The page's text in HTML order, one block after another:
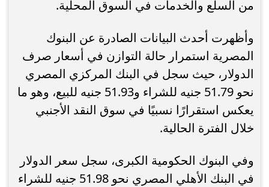
من السلع والخدمات في السوق المحلية.
وأظهرت أحدث البيانات الصادرة عن البنوك
المصرية استمرار حالة التوازن في أسعار صرف
الدولار، حيث سجل في البنك المركزي المصري
نحو 51.79 جنيه للشراء و51.93 جنيه للبيع، وهو ما
يعكس استقرارًا نسبيًا في سوق النقد الأجنبي
خلال الفترة الحالية.
وفي البنوك الحكومية الكبرى، سجل سعر الدولار
في البنك الأهلي المصري نحو 51.98 جنيه للشراء